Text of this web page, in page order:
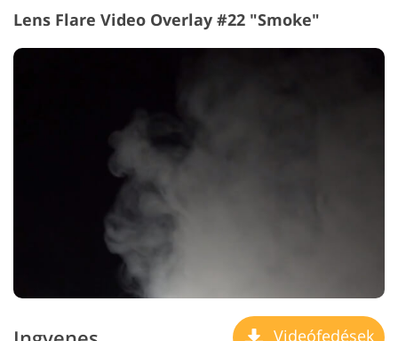
Lens Flare Video Overlay #22 "Smoke"
Videófedések